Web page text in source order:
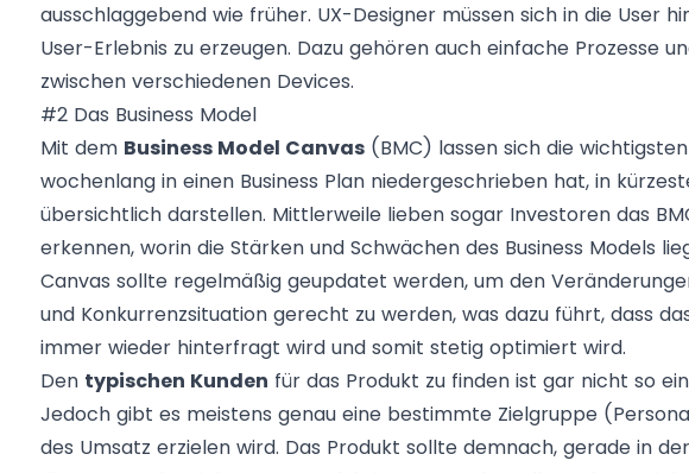
ausschlaggebend wie früher. UX-Designer müssen sich in die User
User-Erlebnis zu erzeugen. Dazu gehören auch einfache Prozesse
zwischen verschiedenen Devices.
#2 Das Business Model
Mit dem Business Model Canvas(BMC) lassen sich die
wochenlang in einen Business Plan niedergeschrieben hat, in
übersichtlich darstellen. Mittlerweile lieben sogar Investoren das
erkennen, worin die Stärken und Schwächen des Business Models
Canvas sollte regelmäßig geupdatet werden, um den
und Konkurrenzsituation gerecht zu werden, was dazu führt, dass
immer wieder hinterfragt wird und somit stetig optimiert wird.
Den typischen Kunden für das Produkt zu finden ist gar nicht so
Jedoch gibt es meistens genau eine bestimmte Zielgruppe
des Umsatz erzielen wird. Das Produkt sollte demnach, gerade in